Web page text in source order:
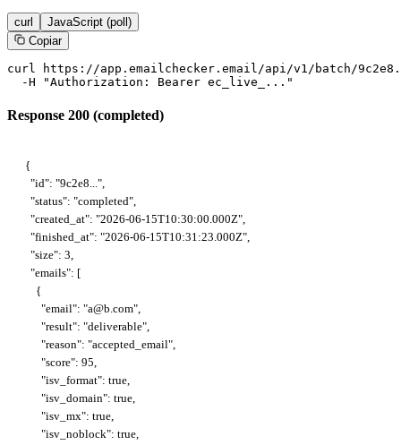
curl
JavaScript (poll)
Copiar
curl https://app.emailchecker.email/api/v1/batch/
  -H "Authorization: Bearer ec_live_..."
Response 200 (completed)
{
  "id": "9c2e8...",
  "status": "completed",
  "created_at": "2026-06-15T10:30:00.000Z",
  "finished_at": "2026-06-15T10:31:23.000Z",
  "size": 3,
  "emails": [
    {
      "email": "a@b.com",
      "result": "deliverable",
      "reason": "accepted_email",
      "score": 95,
      "isv_format": true,
      "isv_domain": true,
      "isv_mx": true,
      "isv_noblock": true,